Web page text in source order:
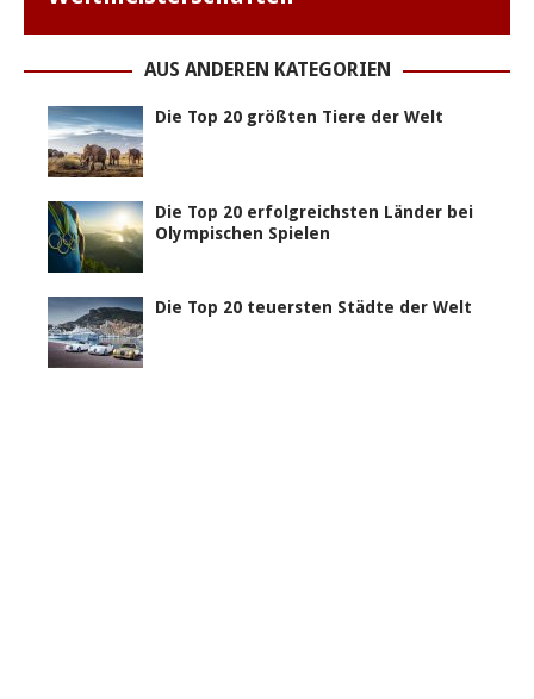
AUS ANDEREN KATEGORIEN
Die Top 20 größten Tiere der Welt
Die Top 20 erfolgreichsten Länder bei
Olympischen Spielen
Die Top 20 teuersten Städte der Welt